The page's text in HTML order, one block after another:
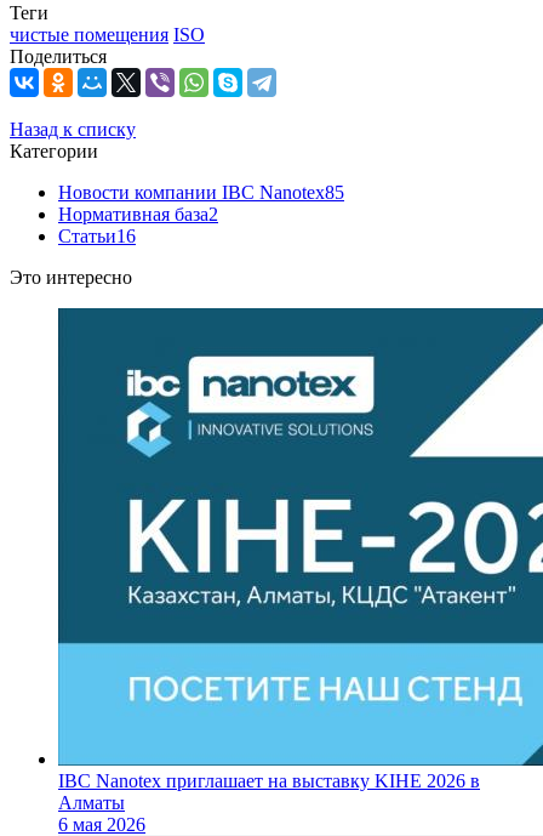
Теги
чистые помещения ISO
Поделиться
Назад к списку
Категории
Новости компании IBC Nanotex85
Нормативная база2
Статьи16
Это интересно
IBC Nanotex приглашает на выставку KIHE 2026 в
Алматы
6 мая 2026